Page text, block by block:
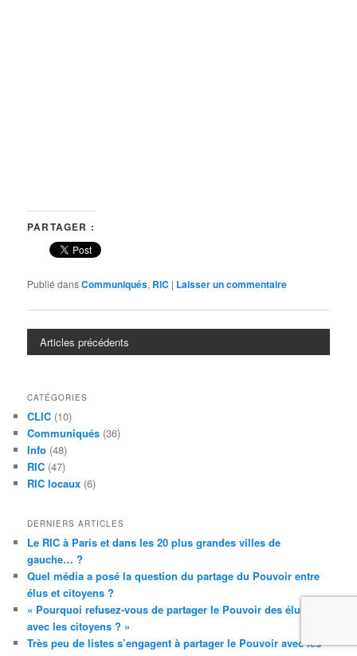
PARTAGER :
Publié dansCommuniqués, RIC | Laisser un commentaire
Articles précédents
CATÉGORIES
CLIC (10)
Communiqués (36)
Info (48)
RIC (47)
RIC locaux (6)
DERNIERS ARTICLES
Le RIC à Paris et dans les 20 plus grandes villes de
gauche… ?
Quel média a posé la question du partage du Pouvoir entre
élus et citoyens ?
« Pourquoi refusez-vous de partager le Pouvoir des élus
avec les citoyens ? »
Très peu de listes s’engagent à partager le Pouvoir avec les